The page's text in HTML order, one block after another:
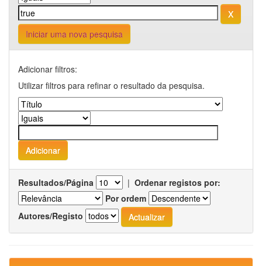
Iniciar uma nova pesquisa
Adicionar filtros:
Utilizar filtros para refinar o resultado da pesquisa.
Resultados/Página | Ordenar registos por:
Por ordem
Autores/Registo